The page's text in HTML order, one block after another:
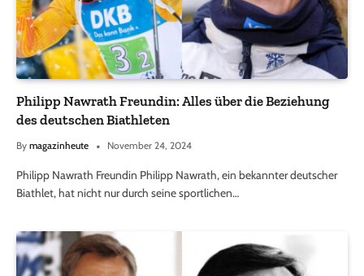
Philipp Nawrath Freundin: Alles über die Beziehung
des deutschen Biathleten
By magazinheute November 24, 2024
Philipp Nawrath Freundin Philipp Nawrath, ein bekannter deutscher
Biathlet, hat nicht nur durch seine sportlichen…